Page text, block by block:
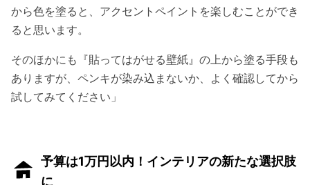
から色を塗ると、アクセントペイントを楽しむことができ
ると思います。
そのほかにも『貼ってはがせる壁紙』の上から塗る手段も
ありますが、ペンキが染み込まないか、よく確認してから
試してみてください」
予算は1万円以内！インテリアの新たな選択肢
に